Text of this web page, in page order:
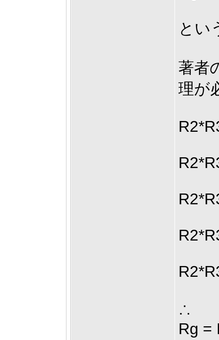
とい
著者
理が
∴
Rg =